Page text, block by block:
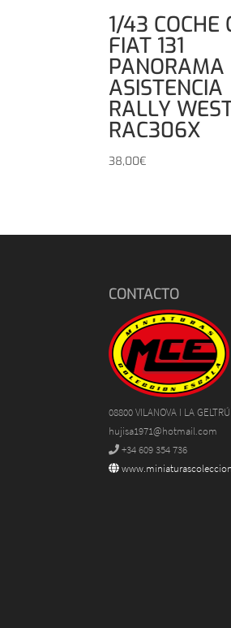
1/43 COCHE
FIAT 131
PANORAMA
ASISTENCIA
RALLY
RAC306X
38,00€
CONTACTO
08800 VILANOVA I LA
hujisa1971@hotmail.com
+34 609 354 736